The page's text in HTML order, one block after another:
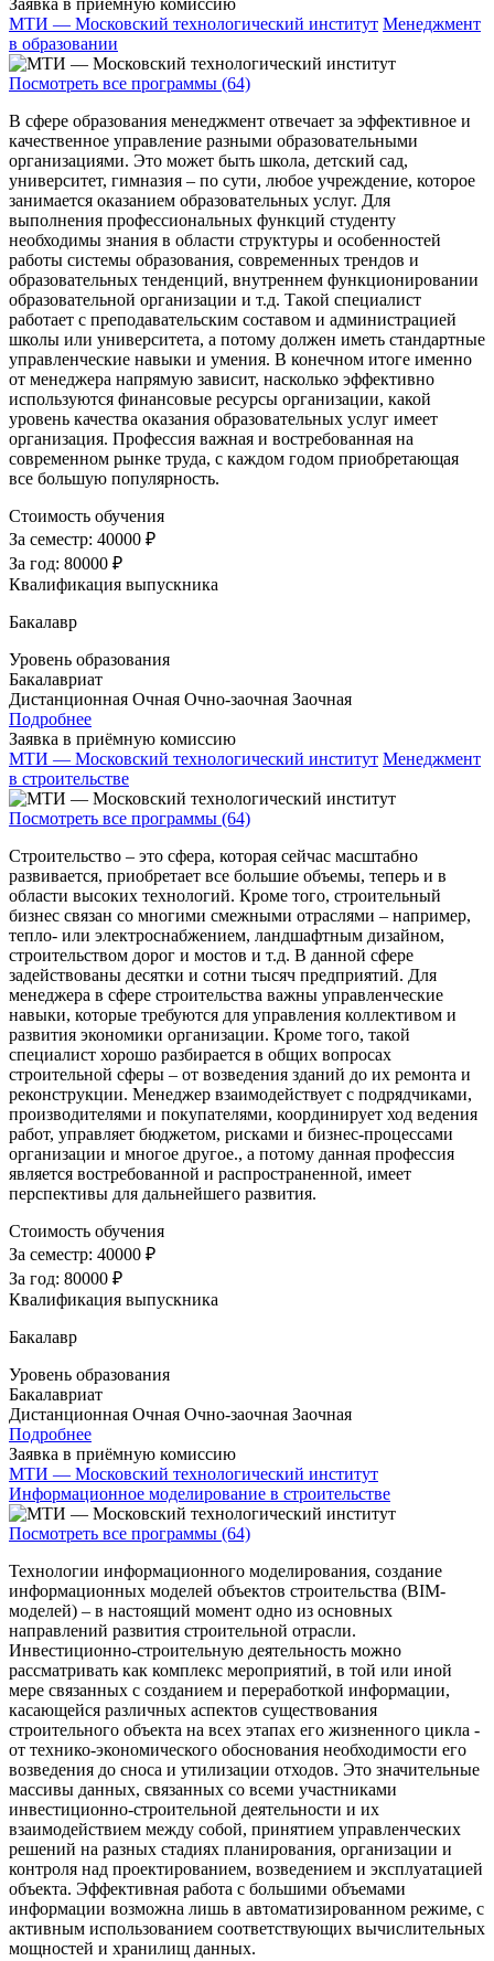
Заявка в приёмную комиссию
МТИ — Московский технологический институт Менеджмент
в образовании
Посмотреть все программы (64)
В сфере образования менеджмент отвечает за эффективное и
качественное управление разными образовательными
организациями. Это может быть школа, детский сад,
университет, гимназия – по сути, любое учреждение, которое
занимается оказанием образовательных услуг. Для
выполнения профессиональных функций студенту
необходимы знания в области структуры и особенностей
работы системы образования, современных трендов и
образовательных тенденций, внутреннем функционировании
образовательной организации и т.д. Такой специалист
работает с преподавательским составом и администрацией
школы или университета, а потому должен иметь стандартные
управленческие навыки и умения. В конечном итоге именно
от менеджера напрямую зависит, насколько эффективно
используются финансовые ресурсы организации, какой
уровень качества оказания образовательных услуг имеет
организация. Профессия важная и востребованная на
современном рынке труда, с каждом годом приобретающая
все большую популярность.
Стоимость обучения
За семестр: 40000 ₽
За год: 80000 ₽
Квалификация выпускника
Бакалавр
Уровень образования
Бакалавриат
Дистанционная Очная Очно-заочная Заочная
Подробнее
Заявка в приёмную комиссию
МТИ — Московский технологический институт Менеджмент
в строительстве
Посмотреть все программы (64)
Строительство – это сфера, которая сейчас масштабно
развивается, приобретает все большие объемы, теперь и в
области высоких технологий. Кроме того, строительный
бизнес связан со многими смежными отраслями – например,
тепло- или электроснабжением, ландшафтным дизайном,
строительством дорог и мостов и т.д. В данной сфере
задействованы десятки и сотни тысяч предприятий. Для
менеджера в сфере строительства важны управленческие
навыки, которые требуются для управления коллективом и
развития экономики организации. Кроме того, такой
специалист хорошо разбирается в общих вопросах
строительной сферы – от возведения зданий до их ремонта и
реконструкции. Менеджер взаимодействует с подрядчиками,
производителями и покупателями, координирует ход ведения
работ, управляет бюджетом, рисками и бизнес-процессами
организации и многое другое., а потому данная профессия
является востребованной и распространенной, имеет
перспективы для дальнейшего развития.
Стоимость обучения
За семестр: 40000 ₽
За год: 80000 ₽
Квалификация выпускника
Бакалавр
Уровень образования
Бакалавриат
Дистанционная Очная Очно-заочная Заочная
Подробнее
Заявка в приёмную комиссию
МТИ — Московский технологический институт
Информационное моделирование в строительстве
Посмотреть все программы (64)
Технологии информационного моделирования, создание
информационных моделей объектов строительства (BIM-
моделей) – в настоящий момент одно из основных
направлений развития строительной отрасли.
Инвестиционно-строительную деятельность можно
рассматривать как комплекс мероприятий, в той или иной
мере связанных с созданием и переработкой информации,
касающейся различных аспектов существования
строительного объекта на всех этапах его жизненного цикла -
от технико-экономического обоснования необходимости его
возведения до сноса и утилизации отходов. Это значительные
массивы данных, связанных со всеми участниками
инвестиционно-строительной деятельности и их
взаимодействием между собой, принятием управленческих
решений на разных стадиях планирования, организации и
контроля над проектированием, возведением и эксплуатацией
объекта. Эффективная работа с большими объемами
информации возможна лишь в автоматизированном режиме, с
активным использованием соответствующих вычислительных
мощностей и хранилищ данных.